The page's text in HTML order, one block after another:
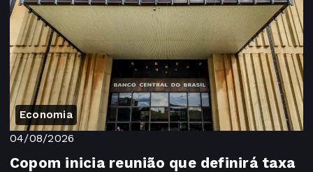
Economia
04/08/2026
Copom inicia reunião que definirá taxa